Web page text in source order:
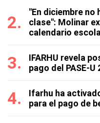
"En diciembre no
clase": Molinar
calendario
IFARHU revela
pago del PASE-U
Ifarhu ha
para el pago de